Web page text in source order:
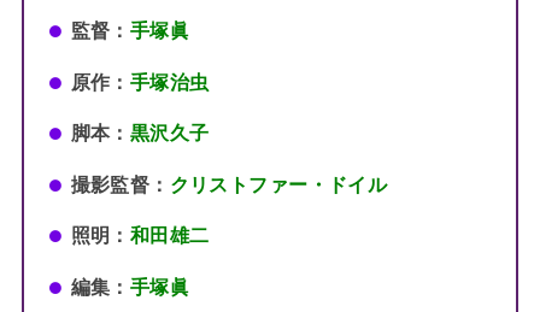
監督： 手塚眞
原作： 手塚治虫
脚本： 黒沢久子
撮影監督： クリストファー・ドイル
照明： 和田雄二
編集： 手塚眞